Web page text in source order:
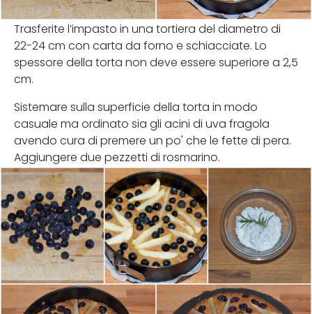
Trasferite l’impasto in una tortiera del diametro di
22-24 cm con carta da forno e schiacciate. Lo
spessore della torta non deve essere superiore a 2,5
cm.
Sistemare sulla superficie della torta in modo
casuale ma ordinato sia gli acini di uva fragola
avendo cura di premere un po' che le fette di pera.
Aggiungere due pezzetti di rosmarino.